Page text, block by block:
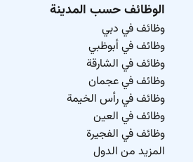
الوظائف حسب المدينة
وظائف في دبي
وظائف في أبوظبي
وظائف في الشارقة
وظائف في عجمان
وظائف في رأس الخيمة
وظائف في العين
وظائف في الفجيرة
المزيد من الدول